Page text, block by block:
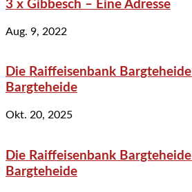
3 x Gibbesch – Eine Adresse
Aug. 9, 2022
Die Raiffeisenbank
Bargteheide
Okt. 20, 2025
Die Raiffeisenbank
Bargteheide